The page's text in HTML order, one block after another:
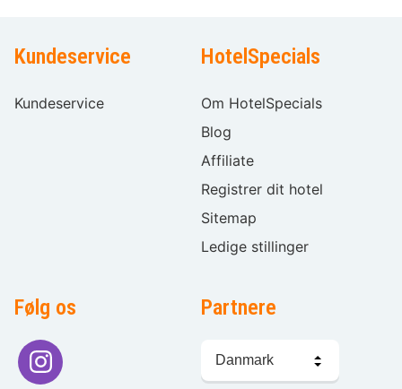
Kundeservice
Kundeservice
HotelSpecials
Om HotelSpecials
Blog
Affiliate
Registrer dit hotel
Sitemap
Ledige stillinger
Følg os Partnere